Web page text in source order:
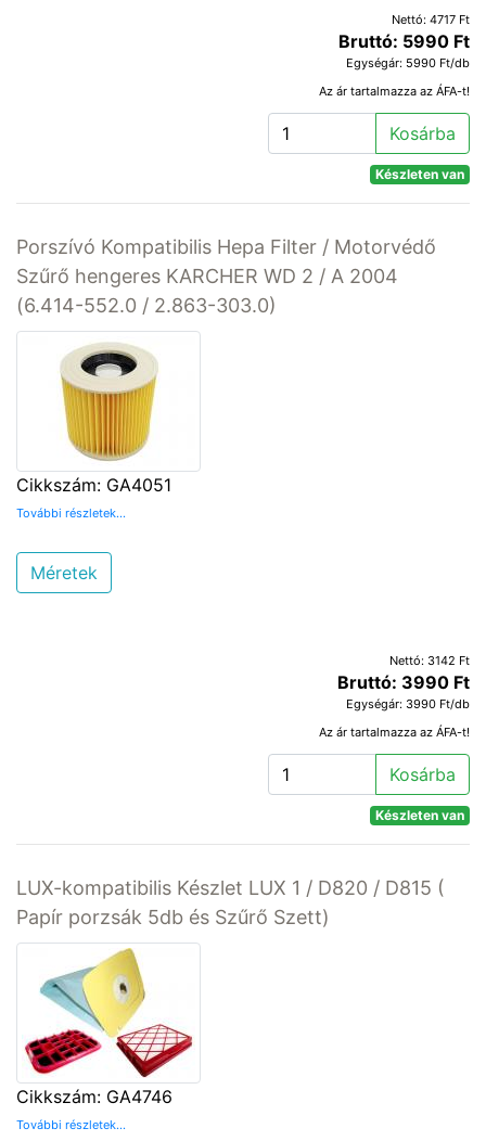
Nettó: 4717 Ft
Bruttó: 5990 Ft
Egységár: 5990 Ft/db
Az ár tartalmazza az ÁFA-t!
Kosárba
Készleten van
Porszívó Kompatibilis Hepa Filter / Motorvédő
Szűrő hengeres KARCHER WD 2 / A 2004
(6.414-552.0 / 2.863-303.0)
Cikkszám: GA4051
További részletek...
Méretek
Nettó: 3142 Ft
Bruttó: 3990 Ft
Egységár: 3990 Ft/db
Az ár tartalmazza az ÁFA-t!
Kosárba
Készleten van
LUX-kompatibilis Készlet LUX 1 / D820 / D815 (
Papír porzsák 5db és Szűrő Szett)
Cikkszám: GA4746
További részletek...